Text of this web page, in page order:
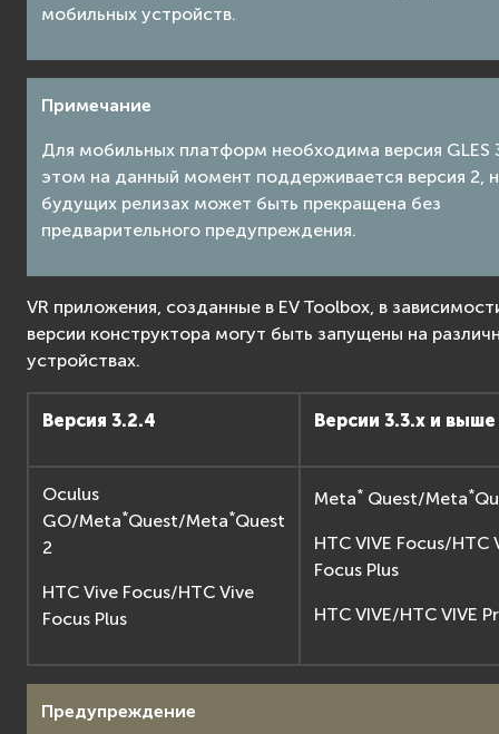
мобильных устройств.
Примечание
Для мобильных платформ необходима версия GLES
этом на данный момент поддерживается версия 2,
будущих релизах может быть прекращена без
предварительного предупреждения.
VR приложения, созданные в EV Toolbox, в
версии конструктора могут быть запущены на
устройствах.
Версия 3.2.4 Версии 3.3.х и выше
Oculus
GO/Meta*Quest/Meta*Quest
2
HTC Vive Focus/HTC Vive
Focus Plus
Meta* Quest/Meta*
HTC VIVE Focus/HTC
Focus Plus
HTC VIVE/HTC VIVE
Предупреждение